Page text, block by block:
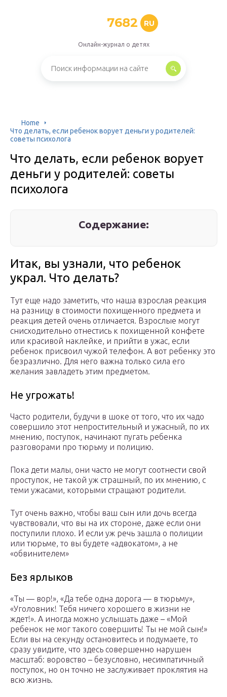
7682 RU
Онлайн-журнал о детях
Home
Что делать, если ребенок ворует деньги у родителей:
советы психолога
Что делать, если ребенок ворует
деньги у родителей: советы
психолога
Содержание:
Итак, вы узнали, что ребенок
украл. Что делать?
Тут еще надо заметить, что наша взрослая реакция
на разницу в стоимости похищенного предмета и
реакция детей очень отличается. Взрослые могут
снисходительно отнестись к похищенной конфете
или красивой наклейке, и прийти в ужас, если
ребенок присвоил чужой телефон. А вот ребенку это
безразлично. Для него важна только сила его
желания завладеть этим предметом.
Не угрожать!
Часто родители, будучи в шоке от того, что их чадо
совершило этот непростительный и ужасный, по их
мнению, поступок, начинают пугать ребенка
разговорами про тюрьму и полицию.
Пока дети малы, они часто не могут соотнести свой
проступок, не такой уж страшный, по их мнению, с
теми ужасами, которыми стращают родители.
Тут очень важно, чтобы ваш сын или дочь всегда
чувствовали, что вы на их стороне, даже если они
поступили плохо. И если уж речь зашла о полиции
или тюрьме, то вы будете «адвокатом», а не
«обвинителем»
Без ярлыков
«Ты — вор!», «Да тебе одна дорога — в тюрьму»,
«Уголовник! Тебя ничего хорошего в жизни не
ждет!». А иногда можно услышать даже – «Мой
ребенок не мог такого совершить! Ты не мой сын!»
Если вы на секунду остановитесь и подумаете, то
сразу увидите, что здесь совершенно нарушен
масштаб: воровство – безусловно, несимпатичный
поступок, но он точно не заслуживает проклятия на
всю жизнь.